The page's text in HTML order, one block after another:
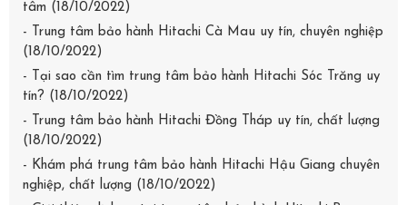
tâm (18/10/2022)
- Trung tâm bảo hành Hitachi Cà Mau uy tín, chuyên nghiệp
(18/10/2022)
- Tại sao cần tìm trung tâm bảo hành Hitachi Sóc Trăng uy
tín? (18/10/2022)
- Trung tâm bảo hành Hitachi Đồng Tháp uy tín, chất lượng
(18/10/2022)
- Khám phá trung tâm bảo hành Hitachi Hậu Giang chuyên
nghiệp, chất lượng (18/10/2022)